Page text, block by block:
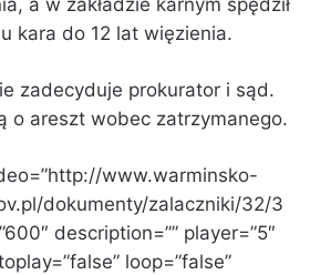
kara do 12 lat więzienia.
zadecyduje prokurator i sąd.
o areszt wobec zatrzymanego.
www.warminsko-
dokumenty/zalaczniki/32/3
description=”” player=”5″
loop=”false”